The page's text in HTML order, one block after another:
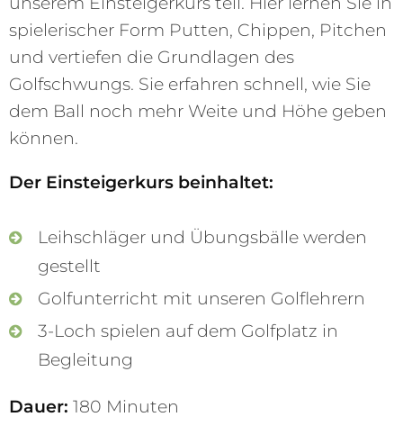
spielerischer Form Putten, Chippen, Pitchen
und vertiefen die Grundlagen des
Golfschwungs. Sie erfahren schnell, wie Sie
dem Ball noch mehr Weite und Höhe geben
können.
Der Einsteigerkurs beinhaltet:
Leihschläger und Übungsbälle werden
gestellt
Golfunterricht mit unseren Golflehrern
3-Loch spielen auf dem Golfplatz in
Begleitung
Dauer: 180 Minuten